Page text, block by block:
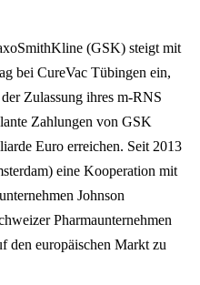
(GSK) steigt mit
bei CureVac Tübingen ein,
Zulassung ihres m-RNS
Zahlungen von GSK
Euro erreichen. Seit 2013
eine Kooperation mit
Johnson
Pharmaunternehmen
den europäischen Markt zu